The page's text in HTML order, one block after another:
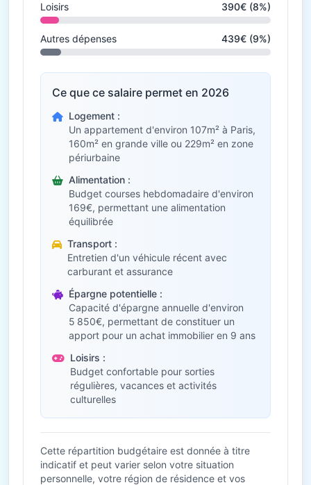
Loisirs 390€ (8%)
Autres dépenses 439€ (9%)
Ce que ce salaire permet en 2026
Logement :
Un appartement d'environ 107m² à Paris,
160m² en grande ville ou 229m² en zone
périurbaine
Alimentation :
Budget courses hebdomadaire d'environ
169€, permettant une alimentation
équilibrée
Transport :
Entretien d'un véhicule récent avec
carburant et assurance
Épargne potentielle :
Capacité d'épargne annuelle d'environ
5 850€, permettant de constituer un
apport pour un achat immobilier en 9 ans
Loisirs :
Budget confortable pour sorties
régulières, vacances et activités
culturelles
Cette répartition budgétaire est donnée à titre
indicatif et peut varier selon votre situation
personnelle, votre région de résidence et vos